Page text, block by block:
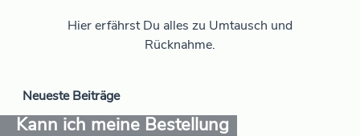
Hier erfährst Du alles zu Umtausch und
Rücknahme.
Neueste Beiträge
Kann ich meine Bestellung